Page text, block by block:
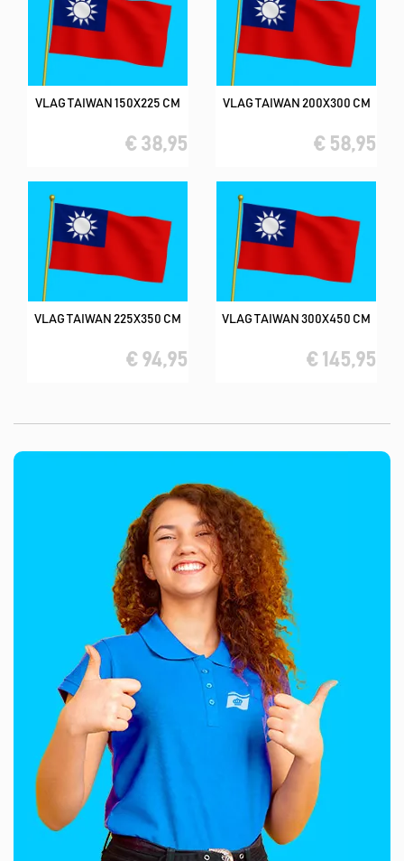
VLAG TAIWAN 150X225 CM
€ 38,95
VLAG TAIWAN 200X300 CM
€ 58,95
VLAG TAIWAN 225X350 CM
€ 94,95
VLAG TAIWAN 300X450 CM
€ 145,95